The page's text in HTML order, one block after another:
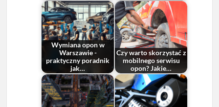
Wymiana opon w
Warszawie -
praktyczny poradnik
jak…
Czy warto skorzystać z
mobilnego serwisu
opon? Jakie…